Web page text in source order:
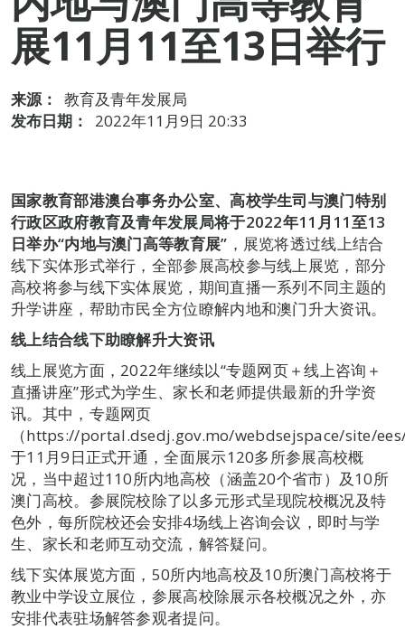
展11月11至13日举行
来源：
教育及青年发展局
发布日期：
2022年11月9日 20:33
国家教育部港澳台事务办公室、高校学生司与澳门特别
行政区政府教育及青年发展局将于2022年11 月 11至13
日举办“内地与澳门高等教育展” ，展览将透过线上结合
线下实体形式举行，全部参展高校参与线上展览，部分
高校将参与线下实体展览，期间直播一系列不同主题的
升学讲座，帮助市民全方位瞭解内地和澳门升大资讯。
线上结合线下助瞭解升大资讯
线上展览方面，2022年继续以“专题网页＋线上咨询＋
直播讲座”形式为学生、家长和老师提供最新的升学资
讯。其中，专题网页
（https://portal.dsedj.gov.mo/webdsejspace/site/
于11月9日正式开通，全面展示120多所参展高校概
况，当中超过110所内地高校（涵盖20个省市）及10所
澳门高校。参展院校除了以多元形式呈现院校概况及特
色外，每所院校还会安排4场线上咨询会议，即时与学
生、家长和老师互动交流，解答疑问。
线下实体展览方面，50所内地高校及10所澳门高校将于
教业中学设立展位，参展高校除展示各校概况之外，亦
安排代表驻场解答参观者提问。